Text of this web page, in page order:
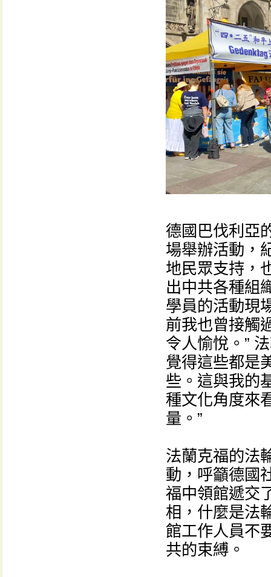
德國巴伐利亞
場舉辦活動，
地民眾支持，
出中共各種組
學員的活動現
前我也曾接觸
令人愉悅。”
覺得這些都是
些。這與我的
種文化角度來
量。”
法蘭克福的法
動，呼籲德國
福中領館遞交
相，什麼是法
館工作人員不
共的束縛。